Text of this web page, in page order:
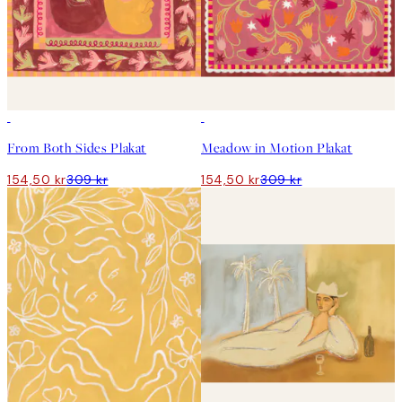
From Both Sides Plakat
154,50 kr309 kr
Meadow in Motion Plakat
154,50 kr309 kr